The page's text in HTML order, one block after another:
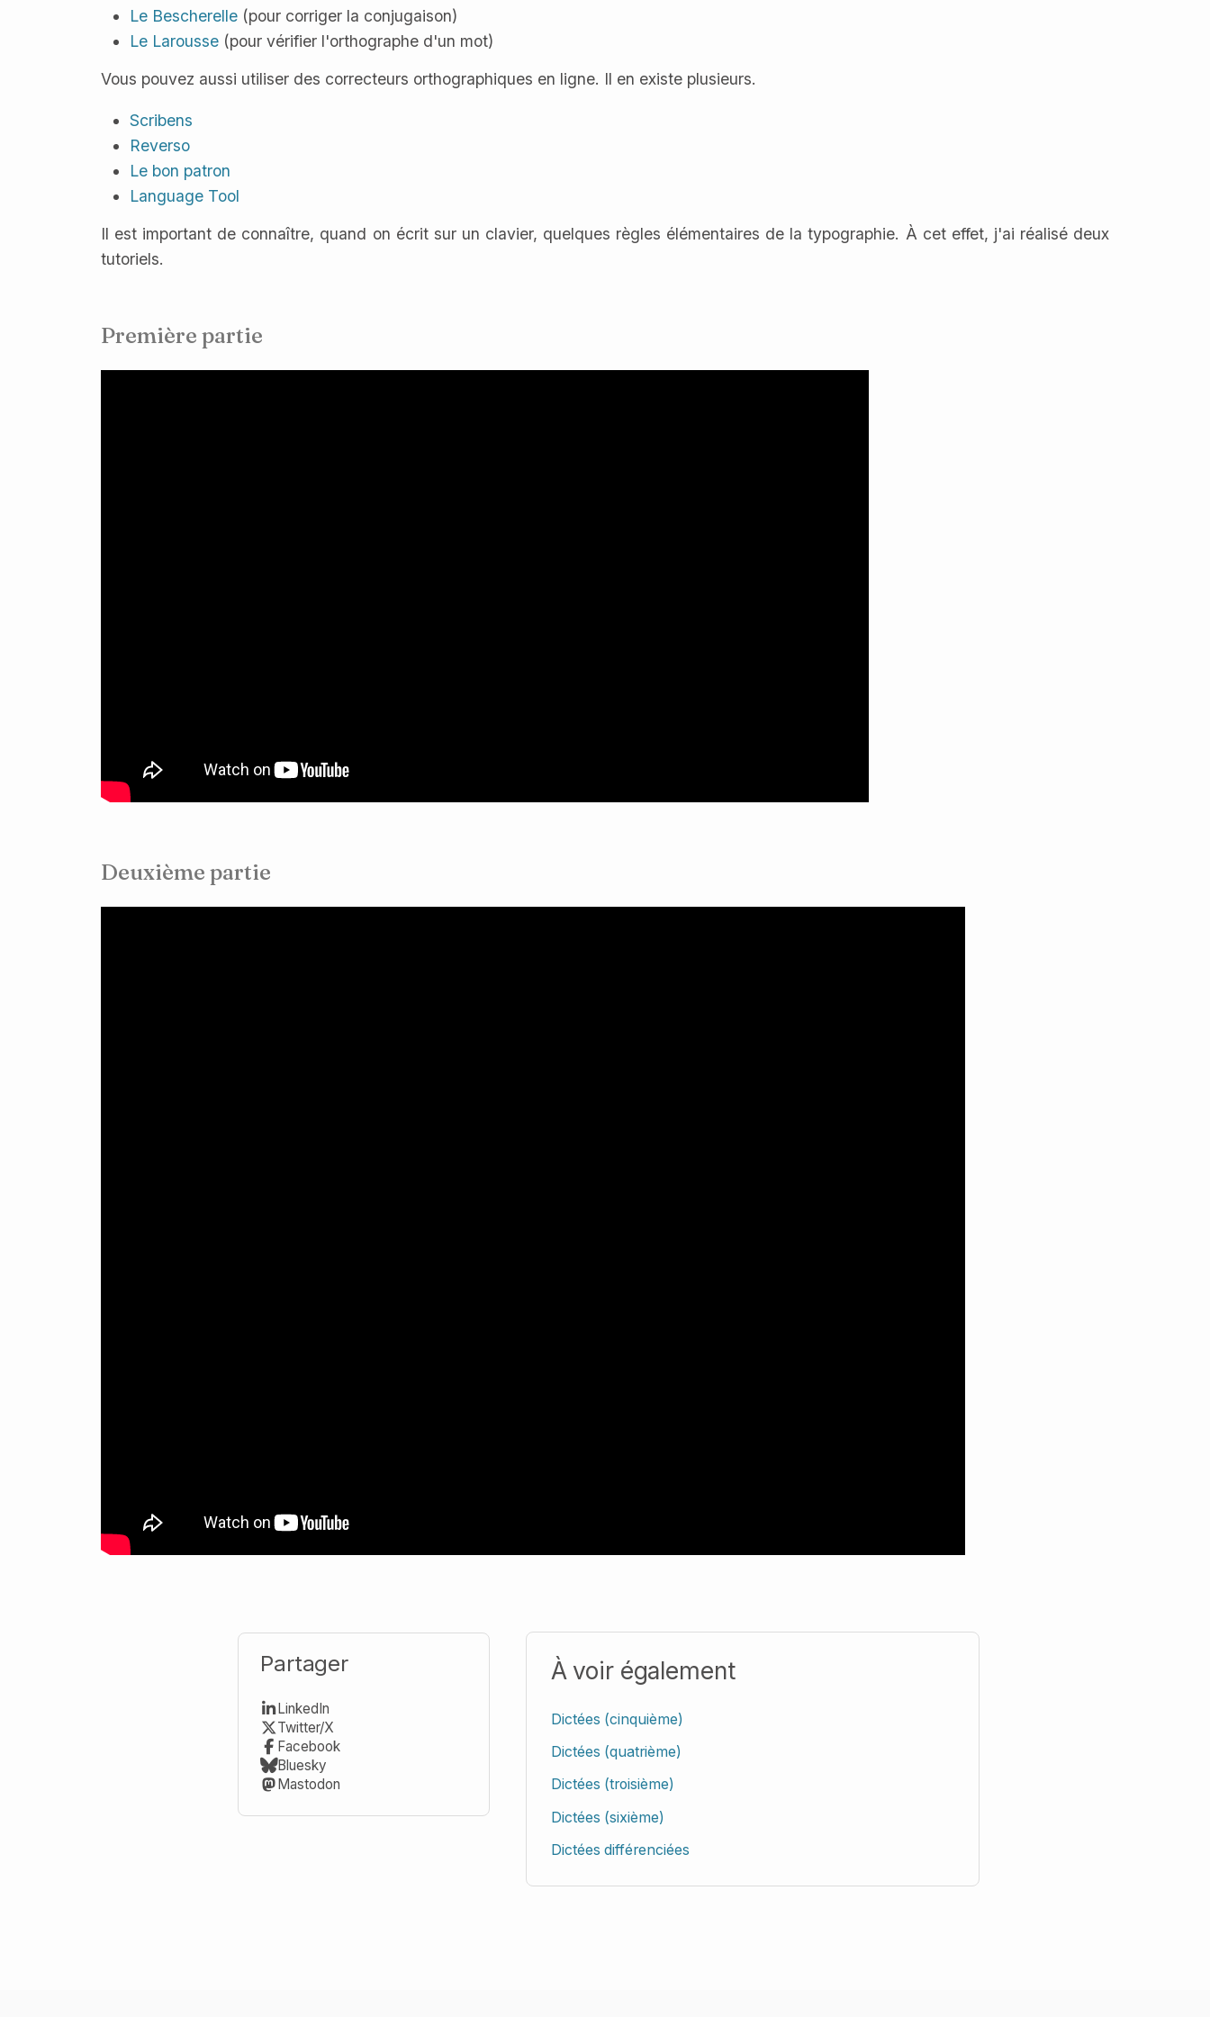
Le Bescherelle (pour corriger la conjugaison)
Le Larousse (pour vérifier l'orthographe d'un mot)
Vous pouvez aussi utiliser des correcteurs orthographiques en ligne. Il en existe plusieurs.
Scribens
Reverso
Le bon patron
Language Tool
Il est important de connaître, quand on écrit sur un clavier, quelques règles élémentaires de la typographie. À cet effet, j'ai réalisé deux
tutoriels.
Première partie
Deuxième partie
Partager
LinkedIn
Twitter/X
Facebook
Bluesky
Mastodon
À voir également
Dictées (cinquième)
Dictées (quatrième)
Dictées (troisième)
Dictées (sixième)
Dictées différenciées